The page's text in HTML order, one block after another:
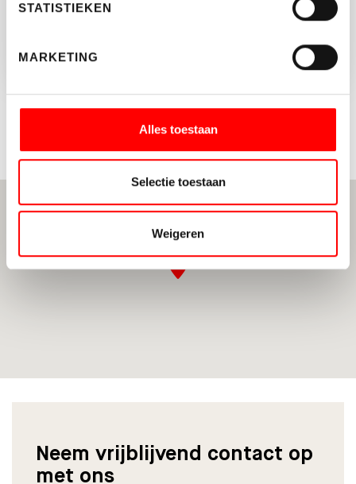
STATISTIEKEN
MARKETING
Alles toestaan
Selectie toestaan
Weigeren
DEEL DIT BEDRIJFSPAND:
Neem vrijblijvend contact op
met ons